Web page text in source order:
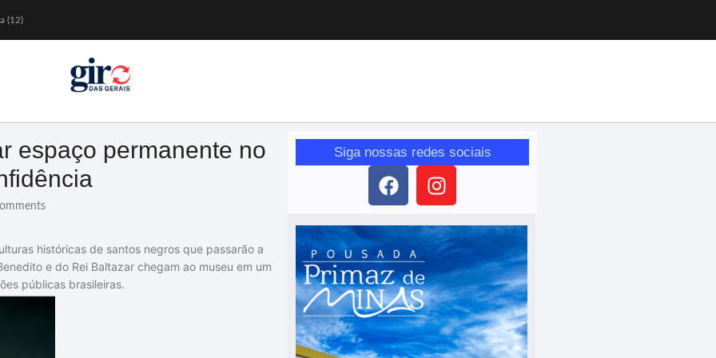
(12)
de glicose
espaço permanente no
históricas de santos negros que passarão a
e do Rei Baltazar chegam ao museu em um
públicas brasileiras.
Siga nossas redes sociais